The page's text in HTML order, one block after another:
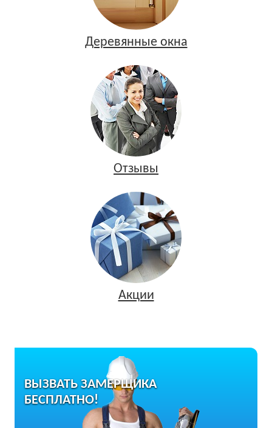
Деревянные окна
Отзывы
Акции
ВЫЗВАТЬ ЗАМЕРЩИКА
БЕСПЛАТНО!